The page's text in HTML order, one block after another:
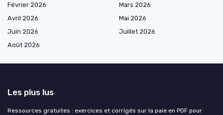
Février 2026
Mars 2026
Avril 2026
Mai 2026
Juin 2026
Juillet 2026
Août 2026
Les plus lus
Ressources gratuites : exercices et corrigés sur la paie en PDF pour